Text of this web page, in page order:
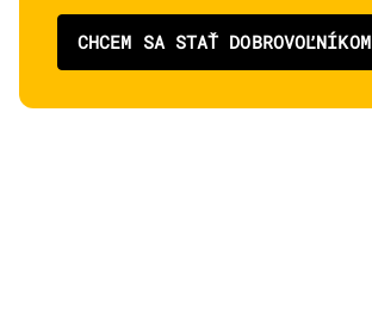
CHCEM SA STAŤ DOBROVOĽNÍKOM